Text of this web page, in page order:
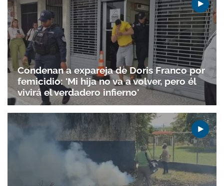
Condenan a expareja de Doris Franco por
femicidio: 'Mi hija no va a volver, pero él
vivirá el verdadero infierno'